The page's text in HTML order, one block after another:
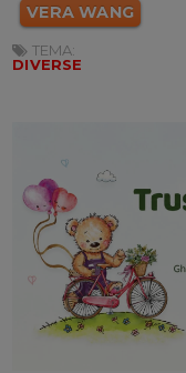
VERA WANG
TEMA:
DIVERSE